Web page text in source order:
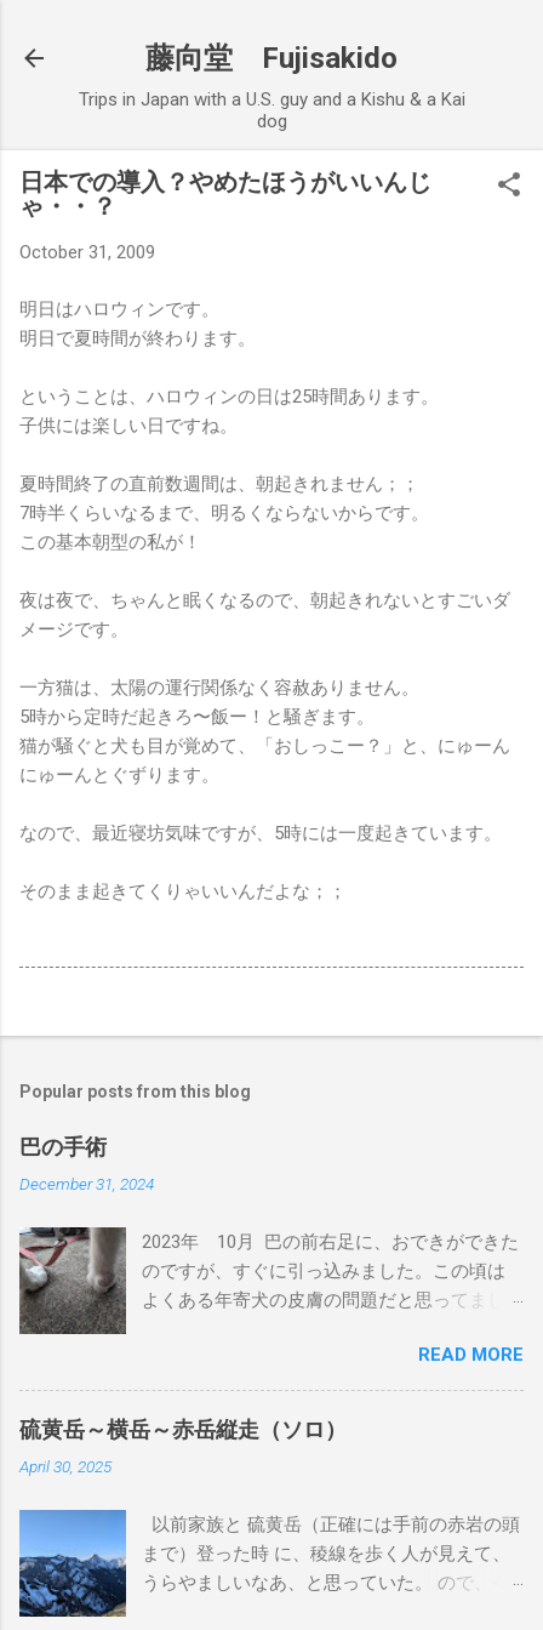
藤向堂 Fujisakido
Trips in Japan with a U.S. guy and a Kishu & a Kai
dog
日本での導入？やめたほうがいいんじ
ゃ・・？
October 31, 2009
明日はハロウィンです。
明日で夏時間が終わります。
ということは、ハロウィンの日は25時間あります。
子供には楽しい日ですね。
夏時間終了の直前数週間は、朝起きれません；；
7時半くらいなるまで、明るくならないからです。
この基本朝型の私が！
夜は夜で、ちゃんと眠くなるので、朝起きれないとすごいダ
メージです。
一方猫は、太陽の運行関係なく容赦ありません。
5時から定時だ起きろ〜飯ー！と騒ぎます。
猫が騒ぐと犬も目が覚めて、「おしっこー？」と、にゅーん
にゅーんとぐずります。
なので、最近寝坊気味ですが、5時には一度起きています。
そのまま起きてくりゃいいんだよな；；
Popular posts from this blog
巴の手術
December 31, 2024
2023年 10月 巴の前右足に、おできができた
のですが、すぐに引っ込みました。この頃は
よくある年寄犬の皮膚の問題だと思ってまし
ができました。丁度、狂犬病注射の時期だっ
たため、その頃の獣医に処方を聞きました。
前回と同じように引っ込むと思うが、大きく
なるようだったら相談してということでし
た。 この獣医さんは、来月廃業するとのこと
だったので、紹介状を書いてもらいました。
2024年 7月 おできが大きくなってきているの
READ MORE
硫黄岳～横岳～赤岳縦走（ソロ）
April 30, 2025
以前家族と 硫黄岳（正確には手前の赤岩の頭
まで）登った時 に、稜線を歩く人が見えて、
うらやましいなあ、と思っていた。 ので、今